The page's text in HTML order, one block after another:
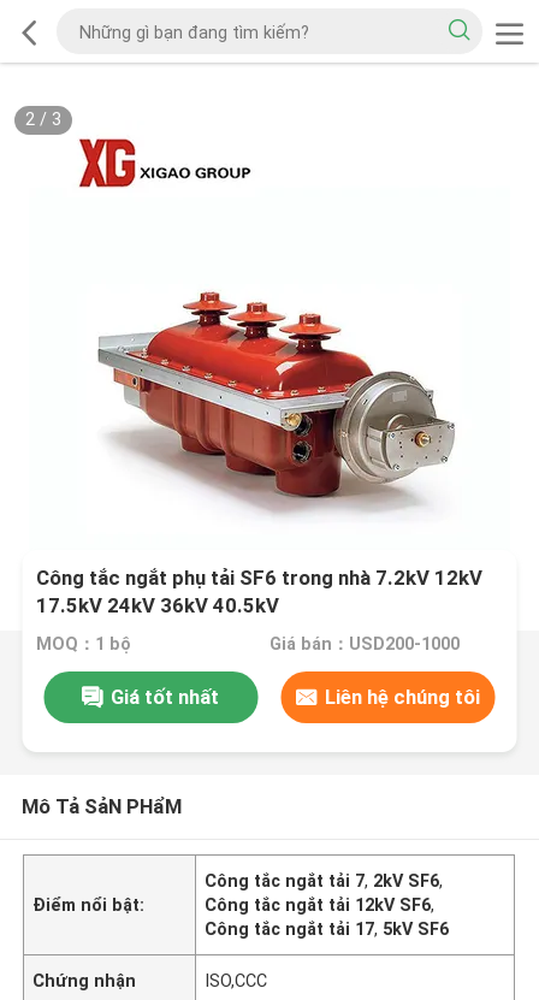
2/ 3
Công tắc ngắt phụ tải SF6 trong nhà 7.2kV 12kV
17.5kV 24kV 36kV 40.5kV
MOQ：1 bộ Giá bán：USD200-1000
Giá tốt nhất Liên hệ chúng tôi
Mô Tả SảN PHẩM
Điểm nổi bật:
Công tắc ngắt tải 7, 2kV SF6,
Công tắc ngắt tải 12kV SF6,
Công tắc ngắt tải 17, 5kV SF6
Chứng nhận ISO,CCC